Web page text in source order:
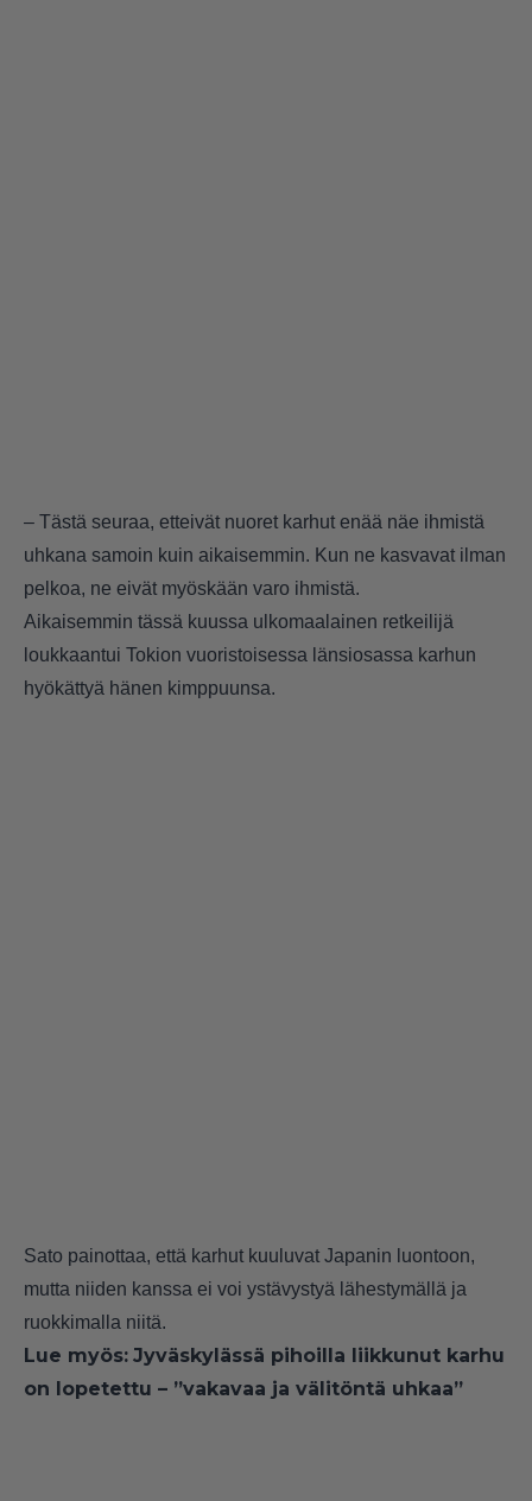
– Tästä seuraa, etteivät nuoret karhut enää näe ihmistä
uhkana samoin kuin aikaisemmin. Kun ne kasvavat ilman
pelkoa, ne eivät myöskään varo ihmistä.
Aikaisemmin tässä kuussa ulkomaalainen retkeilijä
loukkaantui Tokion vuoristoisessa länsiosassa karhun
hyökättyä hänen kimppuunsa.
Sato painottaa, että karhut kuuluvat Japanin luontoon,
mutta niiden kanssa ei voi ystävystyä lähestymällä ja
ruokkimalla niitä.
Lue myös: Jyväskylässä pihoilla liikkunut karhu
on lopetettu – ”vakavaa ja välitöntä uhkaa”